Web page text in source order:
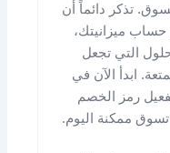
تذكر دائماً أن
ميزانيتك،
التي تجعل
ابدأ الآن في
رمز الخصم
ممكنة اليوم.